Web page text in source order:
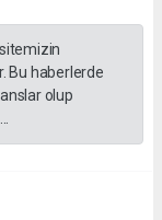
Bu haberlerde
olup